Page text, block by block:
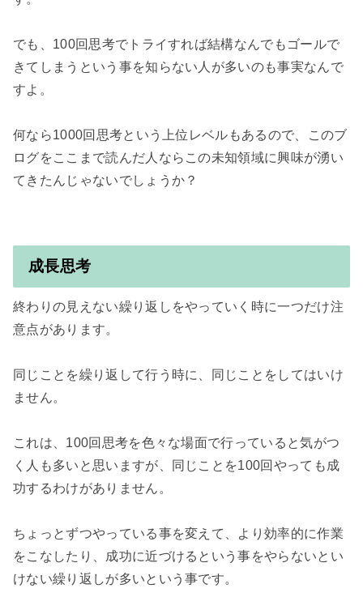
でも、100回思考でトライすれば結構なんでもゴールで
きてしまうという事を知らない人が多いのも事実なんで
すよ。
何なら1000回思考という上位レベルもあるので、このブ
ログをここまで読んだ人ならこの未知領域に興味が湧い
てきたんじゃないでしょうか？
成長思考
終わりの見えない繰り返しをやっていく時に一つだけ注
意点があります。
同じことを繰り返して行う時に、同じことをしてはいけ
ません。
これは、100回思考を色々な場面で行っていると気がつ
く人も多いと思いますが、同じことを100回やっても成
功するわけがありません。
ちょっとずつやっている事を変えて、より効率的に作業
をこなしたり、成功に近づけるという事をやらないとい
けない繰り返しが多いという事です。